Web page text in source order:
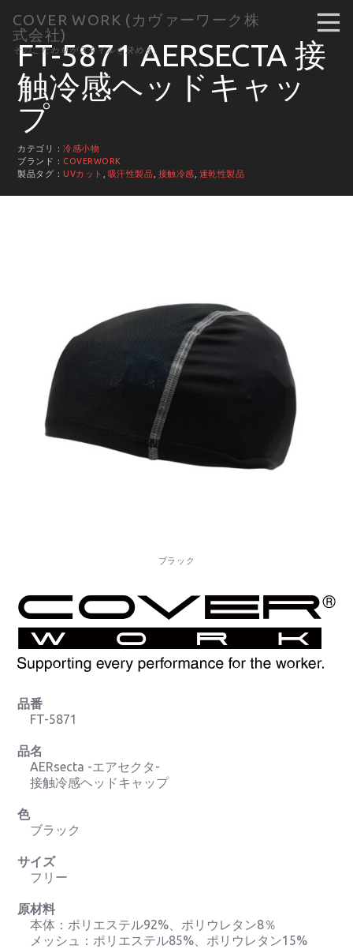
COVER WORK (カヴァーワーク株
式会社)
そのこだわりがスタイルを決める。
FT-5871 AERSECTA 接
触冷感ヘッドキャッ
プ
カテゴリ：冷感小物
ブランド： COVERWORK
製品タグ： UVカット 吸汗性製品 接触冷感 速乾性製品
ブラック
品番
FT-5871
品名
AERsecta -エアセクタ-
接触冷感ヘッドキャップ
色
ブラック
サイズ
フリー
原材料
本体：ポリエステル92%、ポリウレタン8％
メッシュ：ポリエステル85%、ポリウレタン15%